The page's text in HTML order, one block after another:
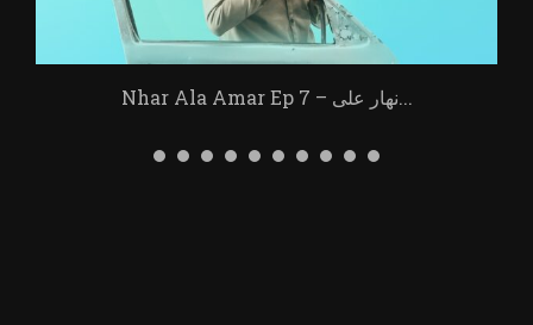
Nhar Ala Amar Ep 7 – نهار على...